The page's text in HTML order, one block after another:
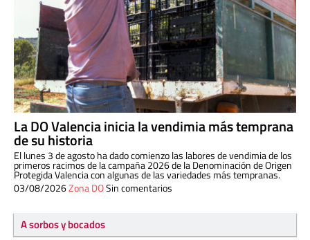
La DO Valencia inicia la vendimia más temprana
de su historia
El lunes 3 de agosto ha dado comienzo las labores de vendimia de los
primeros racimos de la campaña 2026 de la Denominación de Origen
Protegida Valencia con algunas de las variedades más tempranas.
03/08/2026Zona DOSin comentarios
A sorbos y bocados